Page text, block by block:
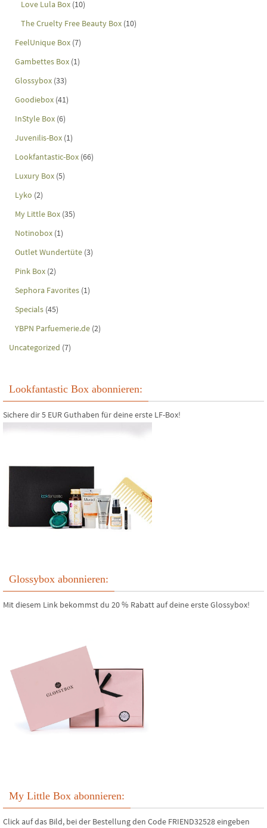
Love Lula Box (10)
The Cruelty Free Beauty Box (10)
FeelUnique Box (7)
Gambettes Box (1)
Glossybox (33)
Goodiebox (41)
InStyle Box (6)
Juvenilis-Box (1)
Lookfantastic-Box (66)
Luxury Box (5)
Lyko (2)
My Little Box (35)
Notinobox (1)
Outlet Wundertüte (3)
Pink Box (2)
Sephora Favorites (1)
Specials (45)
YBPN Parfuemerie.de (2)
Uncategorized (7)
Lookfantastic Box abonnieren:
Sichere dir 5 EUR Guthaben für deine erste LF-Box!
Glossybox abonnieren:
Mit diesem Link bekommst du 20 % Rabatt auf deine erste Glossybox!
My Little Box abonnieren:
Click auf das Bild, bei der Bestellung den Code FRIEND32528 eingeben